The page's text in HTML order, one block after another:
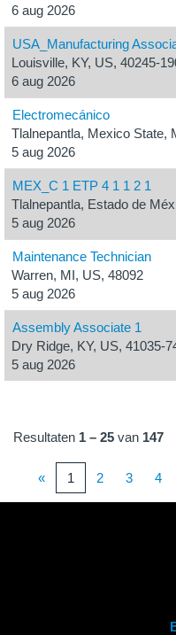
6 aug 2026
USA_Manufacturing
Louisville, KY, US, 40245-
6 aug 2026
Electromecánico
Tlalnepantla, Mexico State,
5 aug 2026
MEX_C 1 ETP 4 1 1 2 1
Tlalnepantla, Estado de
5 aug 2026
Maintenance Technician
Warren, MI, US, 48092
5 aug 2026
Assembly Associate 1
Dry Ridge, KY, US, 41035-
5 aug 2026
Resultaten 1 – 25 van 147
« 1 2 3 4